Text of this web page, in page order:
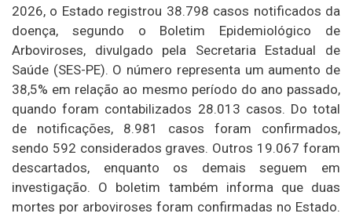
2026, o Estado registrou 38.798 casos notificados da
doença, segundo o Boletim Epidemiológico de
Arboviroses, divulgado pela Secretaria Estadual de
Saúde (SES-PE). O número representa um aumento de
38,5% em relação ao mesmo período do ano passado,
quando foram contabilizados 28.013 casos. Do total
de notificações, 8.981 casos foram confirmados,
sendo 592 considerados graves. Outros 19.067 foram
descartados, enquanto os demais seguem em
investigação. O boletim também informa que duas
mortes por arboviroses foram confirmadas no Estado.